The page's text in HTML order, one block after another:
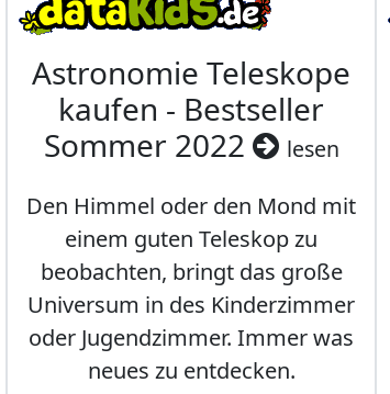
Astronomie Teleskope
kaufen - Bestseller
Sommer 2022
lesen
Den Himmel oder den Mond mit
einem guten Teleskop zu
beobachten, bringt das große
Universum in des Kinderzimmer
oder Jugendzimmer. Immer was
neues zu entdecken.